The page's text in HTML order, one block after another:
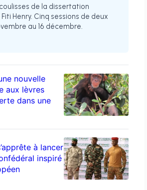
de la dissertation
Henry. Cinq sessions de deux
au 16 décembre.
nouvelle
aux lèvres
dans une
à lancer
inspiré